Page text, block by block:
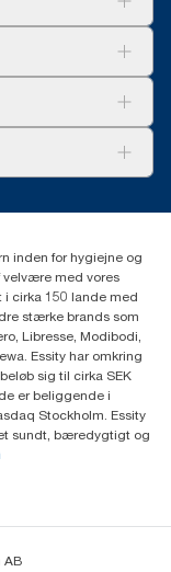
inden for hygiejne og
velvære med vores
cirka 150 lande med
stærke brands som
Libresse, Modibodi,
Essity har omkring
sig til cirka SEK
er beliggende i
Stockholm. Essity
sundt, bæredygtigt og
AB